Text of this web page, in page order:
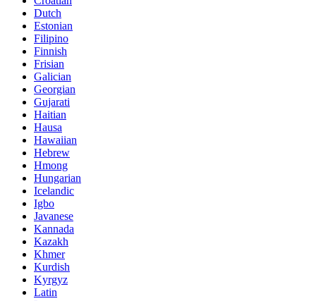
Dutch
Estonian
Filipino
Finnish
Frisian
Galician
Georgian
Gujarati
Haitian
Hausa
Hawaiian
Hebrew
Hmong
Hungarian
Icelandic
Igbo
Javanese
Kannada
Kazakh
Khmer
Kurdish
Kyrgyz
Latin